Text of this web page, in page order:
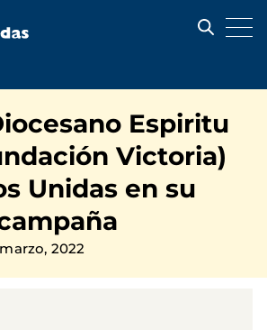
Espiritu
Victoria)
Unidas en su
2022